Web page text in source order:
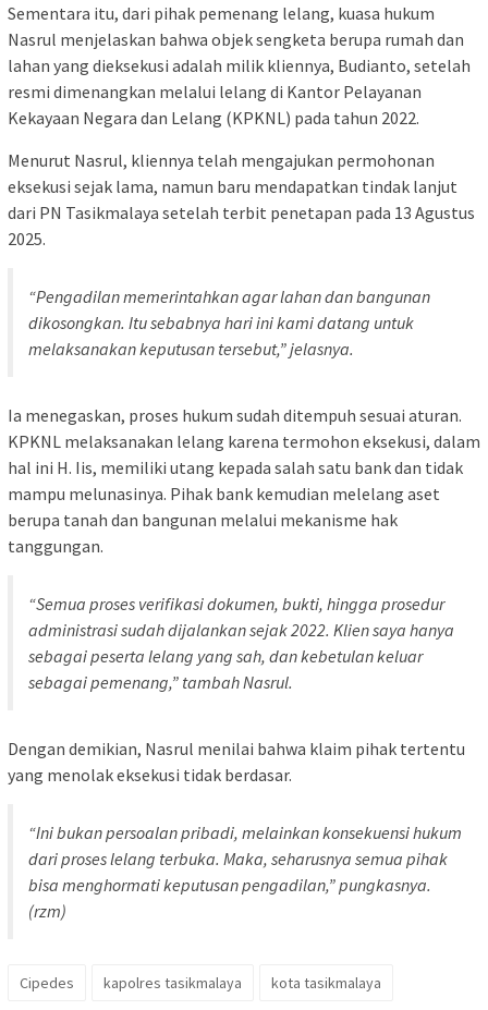
Sementara itu, dari pihak pemenang lelang, kuasa hukum
Nasrul menjelaskan bahwa objek sengketa berupa rumah dan
lahan yang dieksekusi adalah milik kliennya, Budianto, setelah
resmi dimenangkan melalui lelang di Kantor Pelayanan
Kekayaan Negara dan Lelang (KPKNL) pada tahun 2022.
Menurut Nasrul, kliennya telah mengajukan permohonan
eksekusi sejak lama, namun baru mendapatkan tindak lanjut
dari PN Tasikmalaya setelah terbit penetapan pada 13 Agustus
2025.
“Pengadilan memerintahkan agar lahan dan bangunan
dikosongkan. Itu sebabnya hari ini kami datang untuk
melaksanakan keputusan tersebut,” jelasnya.
Ia menegaskan, proses hukum sudah ditempuh sesuai aturan.
KPKNL melaksanakan lelang karena termohon eksekusi, dalam
hal ini H. Iis, memiliki utang kepada salah satu bank dan tidak
mampu melunasinya. Pihak bank kemudian melelang aset
berupa tanah dan bangunan melalui mekanisme hak
tanggungan.
“Semua proses verifikasi dokumen, bukti, hingga prosedur
administrasi sudah dijalankan sejak 2022. Klien saya hanya
sebagai peserta lelang yang sah, dan kebetulan keluar
sebagai pemenang,” tambah Nasrul.
Dengan demikian, Nasrul menilai bahwa klaim pihak tertentu
yang menolak eksekusi tidak berdasar.
“Ini bukan persoalan pribadi, melainkan konsekuensi hukum
dari proses lelang terbuka. Maka, seharusnya semua pihak
bisa menghormati keputusan pengadilan,” pungkasnya.
(rzm)
Cipedes kapolres tasikmalaya kota tasikmalaya